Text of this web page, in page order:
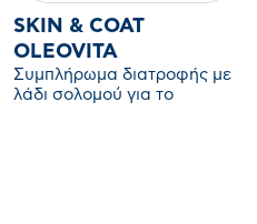
SKIN & COAT
OLEOVITA
Συμπλήρωμα διατροφής με
λάδι σολομού για το